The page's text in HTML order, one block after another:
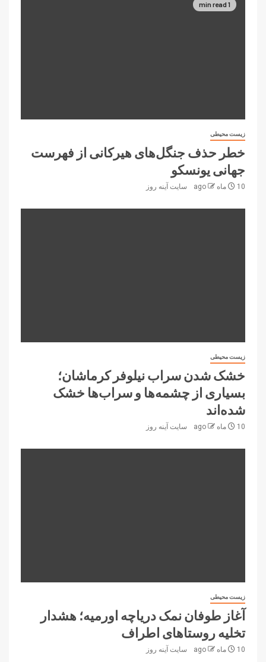
1 min read
زیست محیطی
خطر حذف جنگل‌های هیرکانی از فهرست
جهانی یونسکو
10 ماه ago سایت آینه‌ روز
زیست محیطی
خشک شدن سراب نیلوفر کرماشان؛
بسیاری از چشمه‌ها و سراب‌ها خشک
شده‌اند
10 ماه ago سایت آینه‌ روز
زیست محیطی
آغاز طوفان نمک دریاچه اورمیه؛ هشدار
تخلیه روستاهای اطراف
10 ماه ago سایت آینه‌ روز